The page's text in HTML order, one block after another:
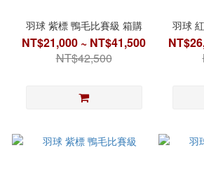
羽球 紫標 鴨毛比賽級 箱購
NT$21,000 ~ NT$41,500
NT$42,500
羽球